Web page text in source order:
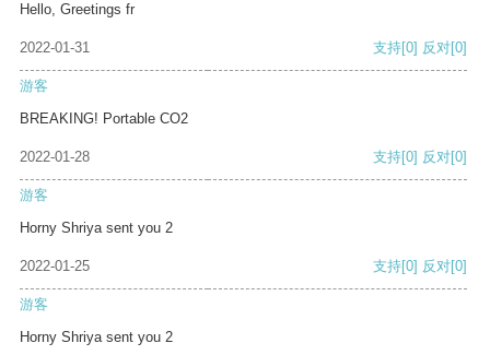
Hello, Greetings fr
2022-01-31 支持[0] 反对[0]
游客
BREAKING! Portable CO2
2022-01-28 支持[0] 反对[0]
游客
Horny Shriya sent you 2
2022-01-25 支持[0] 反对[0]
游客
Horny Shriya sent you 2